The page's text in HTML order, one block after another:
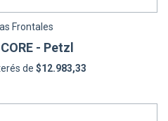
Frontales
- Petzl
de $12.983,33